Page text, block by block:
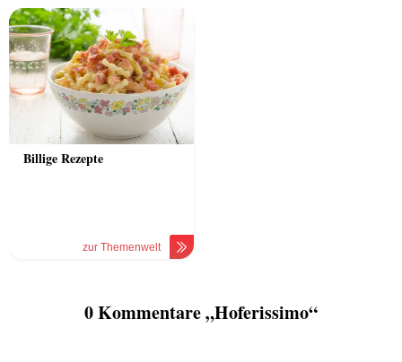
Billige Rezepte
zur Themenwelt
0 Kommentare „Hoferissimo“